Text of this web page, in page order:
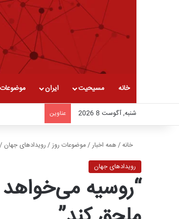
خانه مسیحیت ایران
شنبه, آگوست 8 2026 عناوین
خانه/همه اخبار/موضوعات روز/رویدادهای جهان /
رویدادهای جهان
“روسیه